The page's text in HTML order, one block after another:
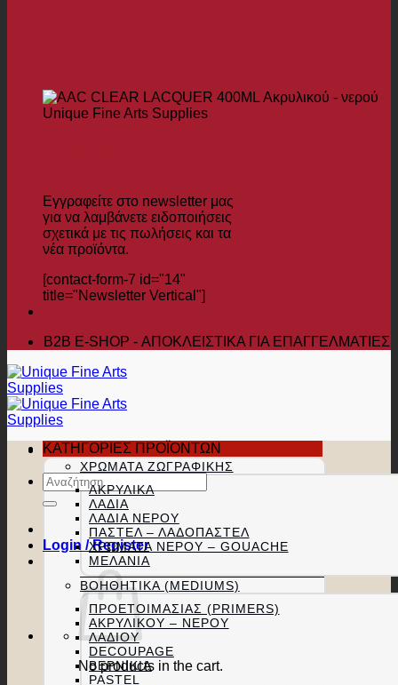
Εγγραφείτε στο newsletter μας
για να λαμβάνετε ειδοποιήσεις
σχετικά με τις πωλήσεις και τα
νέα προϊόντα.
[contact-form-7 id="14"
title="Newsletter Vertical"]
B2B Ε-SHOP - ΑΠΟΚΛΕΙΣΤΙΚΑ ΓΙΑ ΕΠΑΓΓΕΛΜΑΤΙΕΣ
Search
for:
Login / Register
No products in the cart.
ΚΑΤΗΓΟΡΙΕΣ ΠΡΟΪΟΝΤΩΝ
ΧΡΏΜΑΤΑ ΖΩΓΡΑΦΙΚΉΣ
ΑΚΡΥΛΙΚΆ
ΛΆΔΙΑ
ΛΆΔΙΑ ΝΕΡΟΎ
ΠΑΣΤΕΛ – ΛΑΔΟΠΑΣΤΕΛ
ΧΡΏΜΑΤΑ ΝΕΡΟΎ – GOUACHE
ΜΕΛΆΝΙΑ
ΒΟΗΘΗΤΙΚΆ (MEDIUMS)
ΠΡΟΕΤΟΙΜΑΣΊΑΣ (PRIMERS)
ΑΚΡΥΛΙΚΟΎ – ΝΕΡΟΎ
ΛΑΔΙΟΎ
DECOUPAGE
ΒΕΡΝΊΚΙΑ
PASTEL